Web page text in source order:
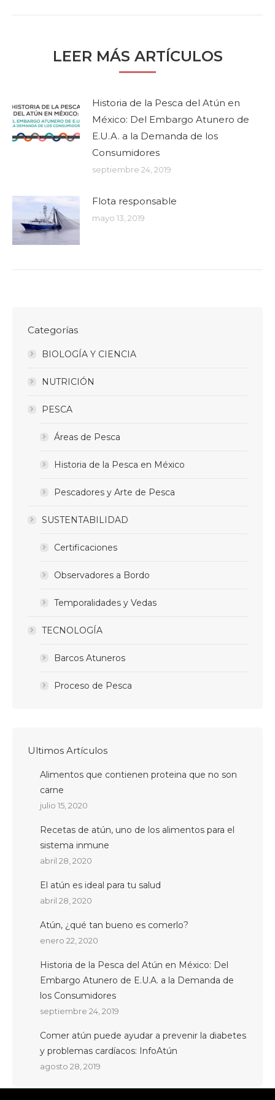
LEER MÁS ARTÍCULOS
Historia de la Pesca del Atún en
México: Del Embargo Atunero de
E.U.A. a la Demanda de los
Consumidores
septiembre 24, 2019
Flota responsable
mayo 13, 2019
Categorías
BIOLOGÍA Y CIENCIA
NUTRICIÓN
PESCA
Áreas de Pesca
Historia de la Pesca en México
Pescadores y Arte de Pesca
SUSTENTABILIDAD
Certificaciones
Observadores a Bordo
Temporalidades y Vedas
TECNOLOGÍA
Barcos Atuneros
Proceso de Pesca
Ultimos Artículos
Alimentos que contienen proteina que no son
carne
julio 15, 2020
Recetas de atún, uno de los alimentos para el
sistema inmune
abril 28, 2020
El atún es ideal para tu salud
abril 28, 2020
Atún, ¿qué tan bueno es comerlo?
enero 22, 2020
Historia de la Pesca del Atún en México: Del
Embargo Atunero de E.U.A. a la Demanda de
los Consumidores
septiembre 24, 2019
Comer atún puede ayudar a prevenir la diabetes
y problemas cardíacos: InfoAtún
agosto 28, 2019